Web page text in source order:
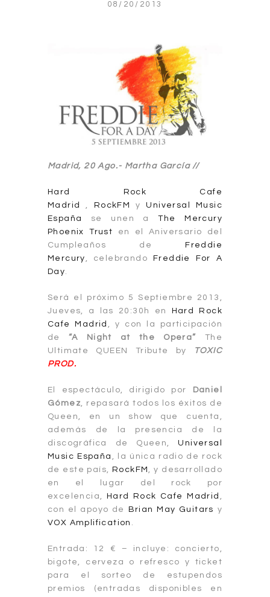
08/20/2013
Madrid, 20 Ago.- Martha García //
Hard Rock Cafe
Madrid
, RockFM yUniversal Music
España
se unen aThe Mercury
Phoenix Trust en el Aniversario del
Cumpleaños de
Freddie
Mercury , celebrando
Freddie For A
Day.
Será el próximo 5 Septiembre 2013,
Jueves, a las 20:30h en
Hard Rock
Cafe Madrid , y con la participación
de “A Night at the Opera”
The
Ultimate QUEEN Tribute by
TOXIC
PROD.
El espectáculo, dirigido por
Daniel
Gómez, repasará todos los éxitos de
Queen, en un show que cuenta,
además de la presencia de la
discográfica de Queen,Universal
Music España , la única radio de rock
de este país,
RockFM , y desarrollado
en el lugar del rock por
excelencia,
Hard Rock Cafe Madrid ,
con el apoyo de
Brian May Guitars y
VOX Amplification .
Entrada: 12 € – incluye: concierto,
bigote, cerveza o refresco y ticket
para el sorteo de estupendos
premios (entradas disponibles en